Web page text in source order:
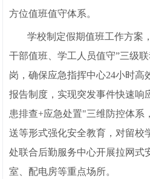
方位值班值守体系。
学校制定假期值班工作方案
干部值班、学工人员值守”三级
岗，确保应急指挥中心24小时高
报告制度，实现突发事件快速响
患排查+应急处置"三维防控体系
送等形式强化安全教育，对留校
处联合后勤服务中心开展拉网式
室、配电房等重点场所。